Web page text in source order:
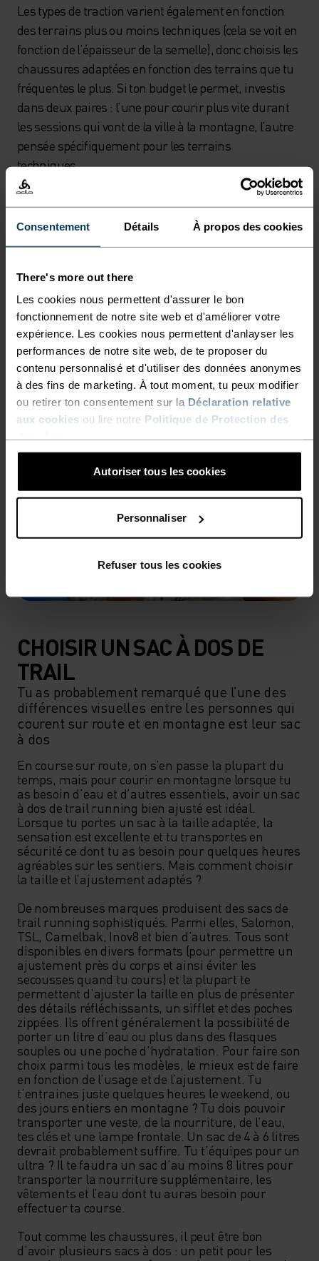
Consentement Détails À propos des cookies
There's more out there
Les cookies nous permettent d'assurer le bon
fonctionnement de notre site web et d'améliorer votre
expérience. Les cookies nous permettent d'anlayser les
performances de notre site web, de te proposer du
contenu personnalisé et d'utiliser des données anonymes
à des fins de marketing. À tout moment, tu peux modifier
ou retirer ton consentement sur la Déclaration relative
aux cookies ou lire notre Politique de Protection des
Autoriser tous les cookies
Personnaliser
Refuser tous les cookies
Les types de traction varient également en fonction
des terrains plus ou moins techniques (cela se voit en
fonction de l’épaisseur de la semelle), donc choisis les
chaussures adaptées en fonction des terrains que tu
fréquentes le plus. Si ton budget le permet, investis
dans deux paires : l’une pour courir plus vite durant
les sessions qui vont de la ville à la montagne, l’autre
pensée spécifiquement pour les terrains
techniques.
CHOISIR UN SAC À DOS DE
TRAIL
Tu as probablement remarqué que l’une des
différences visuelles entre les personnes qui
courent sur route et en montagne est leur sac
à dos
En course sur route, on s’en passe la plupart du
temps, mais pour courir en montagne lorsque tu
as besoin d’eau et d’autres essentiels, avoir un sac
à dos de trail running bien ajusté est idéal.
Lorsque tu portes un sac à la taille adaptée, la
sensation est excellente et tu transportes en
sécurité ce dont tu as besoin pour quelques heures
agréables sur les sentiers. Mais comment choisir
la taille et l’ajustement adaptés ?
De nombreuses marques produisent des sacs de
trail running sophistiqués. Parmi elles, Salomon,
TSL, Camelbak, Inov8 et bien d’autres. Tous sont
disponibles en divers formats (pour permettre un
ajustement près du corps et ainsi éviter les
secousses quand tu cours) et la plupart te
permettent d’ajuster la taille en plus de présenter
des détails réfléchissants, un sifflet et des poches
zippées. Ils offrent généralement la possibilité de
porter un litre d’eau ou plus dans des flasques
souples ou une poche d’hydratation. Pour faire son
choix parmi tous les modèles, le mieux est de faire
en fonction de l’usage et de l’ajustement. Tu
t’entraines juste quelques heures le weekend, ou
des jours entiers en montagne ? Tu dois pouvoir
transporter une veste, de la nourriture, de l’eau,
tes clés et une lampe frontale. Un sac de 4 à 6 litres
devrait probablement suffire. Tu t’équipes pour un
ultra ? Il te faudra un sac d’au moins 8 litres pour
transporter la nourriture supplémentaire, les
vêtements et l’eau dont tu auras besoin pour
effectuer ta course.
Tout comme les chaussures, il peut être bon
d’avoir plusieurs sacs à dos : un petit pour les